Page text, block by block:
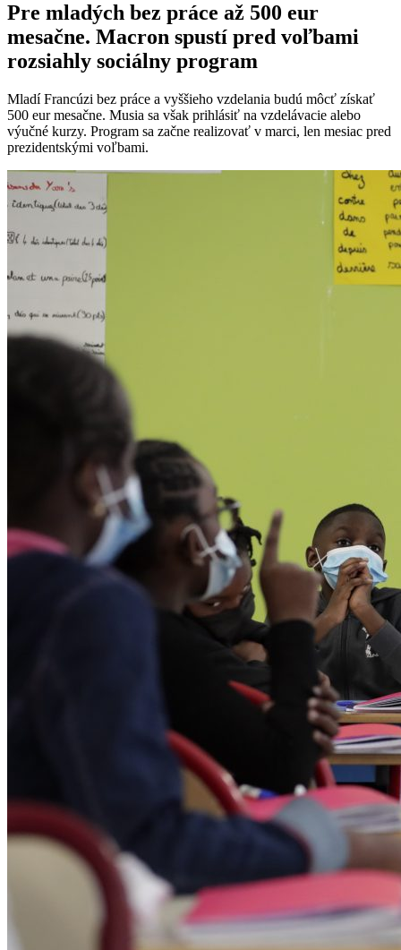
Pre mladých bez práce až 500 eur
mesačne. Macron spustí pred voľbami
rozsiahly sociálny program
Mladí Francúzi bez práce a vyššieho vzdelania budú môcť získať
500 eur mesačne. Musia sa však prihlásiť na vzdelávacie alebo
výučné kurzy. Program sa začne realizovať v marci, len mesiac pred
prezidentskými voľbami.